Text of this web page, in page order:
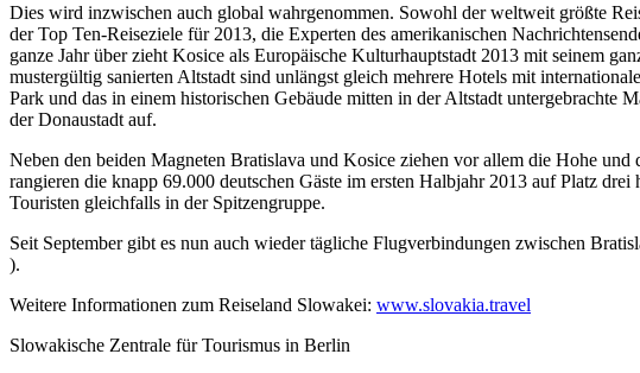
Dies wird inzwischen auch global wahrgenommen. Sowohl der weltweit größte
der Top Ten-Reiseziele für 2013, die Experten des amerikanischen
ganze Jahr über zieht Kosice als Europäische Kulturhauptstadt 2013 mit seinem
mustergültig sanierten Altstadt sind unlängst gleich mehrere Hotels mit
Park und das in einem historischen Gebäude mitten in der Altstadt
der Donaustadt auf.
Neben den beiden Magneten Bratislava und Kosice ziehen vor allem die Hohe
rangieren die knapp 69.000 deutschen Gäste im ersten Halbjahr 2013 auf Platz
Touristen gleichfalls in der Spitzengruppe.
Seit September gibt es nun auch wieder tägliche Flugverbindungen zwischen
).
Weitere Informationen zum Reiseland Slowakei: www.slovakia.travel
Slowakische Zentrale für Tourismus in Berlin